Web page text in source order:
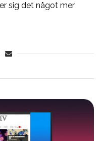
sig det något mer